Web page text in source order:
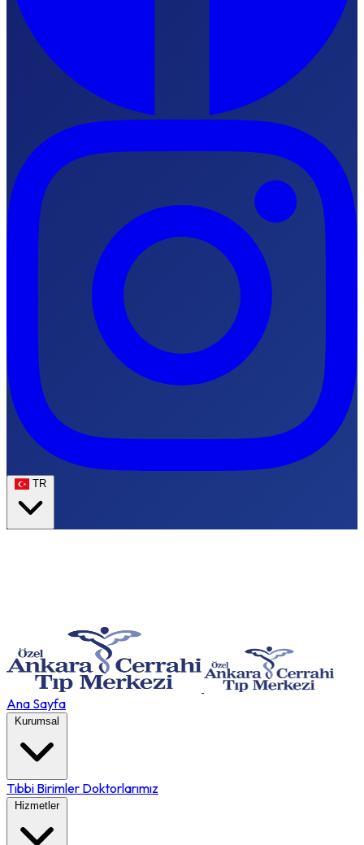
TR
Ana Sayfa
Kurumsal
Tıbbi Birimler Doktorlarımız
Hizmetler